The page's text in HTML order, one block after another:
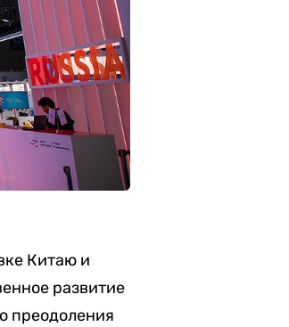
Китаю и
развитие
преодоления